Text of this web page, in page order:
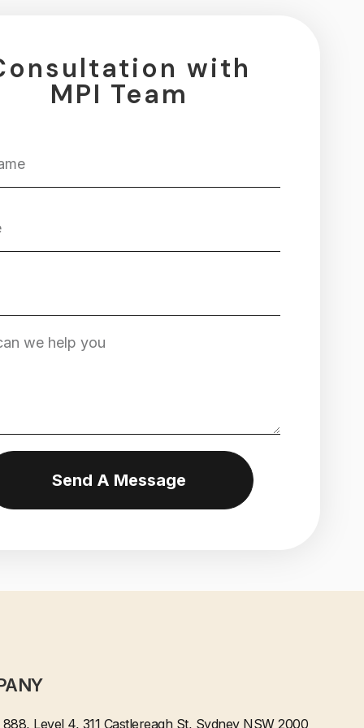
with
MPI Team
Send A Message
888, Level 4, 311 Castlereagh St, Sydney NSW 2000